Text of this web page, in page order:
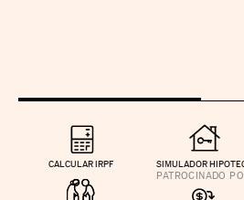
CALCULAR IRPF SIMULADOR